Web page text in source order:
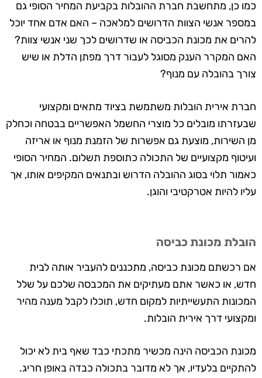
כמו כן, מתחשבת חברת ההובלות בקביעת המחיר הסופי גם
במספר אנשי הצוות הדרושים למלאכה – האם אדם אחד יוכל
להרים את מכונת הכביסה או שדרושים לכך שני אנשי צוות?
האם המקרר הענק מסוגל לעבור דרך מפתן הדלת או שיש
צורך בהובלה עם מנוף?
חברת אירית הובלות משתמשת בציוד מתאים ומקצועי
שבעזרתו מובלים כל מוצרי החשמל האפשריים בבטחה וכחלק
מן השירות, מוצעת גם אפשרות של הזמנת מנוף או אריזה
ועיטוף מקצועיים של התכולה כתוספת תשלום. המחיר הסופי
כאמור תלוי בסוג ההובלה הדרוש ובתנאים המקיפים אותו, אך
עליו להיות אטרקטיבי והוגן.
הובלת מכונת כביסה
אם רכשתם מכונת כביסה, מתכננים להעביר אותה לבית
חדש, או כאשר אתם מעתיקים את המכבסה שלכם על שלל
המכונות התעשייתיות למקום חדש, תוכלו לקבל מענה מהיר
ומקצועי דרך אירית הובלות.
מכונת הכביסה הינה מכשיר מתכתי כבד שאף בית לא יכול
להתקיים בלעדיו, אך לא מדובר בתכולה כבדה באופן חריג.